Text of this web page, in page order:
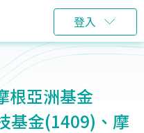
登入
根亞洲基金
基金(1409)、摩